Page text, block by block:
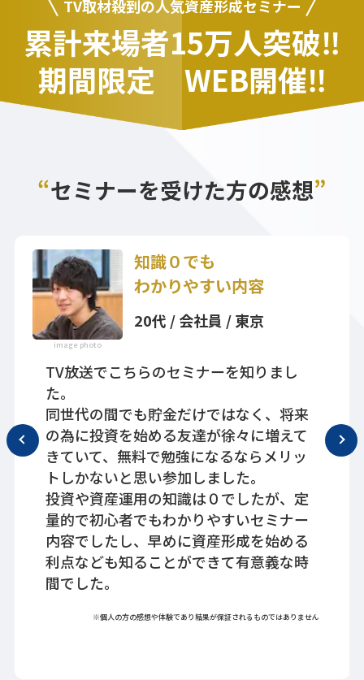
TV取材殺到の人気資産形成セミナー
累計来場者15万人突破‼
期間限定 WEB開催‼
“セミナーを受けた方の感想”
image photo
知識０でも
わかりやすい内容
20代 / 会社員 / 東京
TV放送でこちらのセミナーを知りまし
た。
同世代の間でも貯金だけではなく、将来
の為に投資を始める友達が徐々に増えて
きていて、無料で勉強になるならメリッ
トしかないと思い参加しました。
投資や資産運用の知識は０でしたが、定
量的で初心者でもわかりやすいセミナー
内容でしたし、早めに資産形成を始める
利点なども知ることができて有意義な時
間でした。
※個人の方の感想や体験であり結果が保証されるものではありません